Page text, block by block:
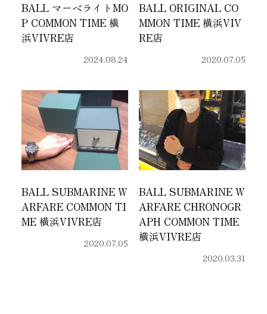
BALL マーベライトMO
P COMMON TIME 横
浜VIVRE店
2024.08.24
BALL ORIGINAL CO
MMON TIME 横浜VIV
RE店
2020.07.05
BALL SUBMARINE W
ARFARE COMMON TI
ME 横浜VIVRE店
2020.07.05
BALL SUBMARINE W
ARFARE CHRONOGR
APH COMMON TIME
横浜VIVRE店
2020.03.31